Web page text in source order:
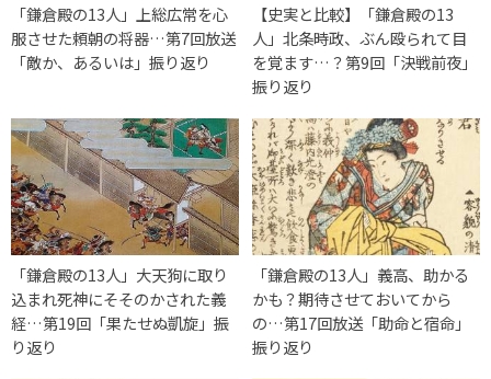
「鎌倉殿の13人」上総広常を心
服させた頼朝の将器…第7回放送
「敵か、あるいは」振り返り
【史実と比較】「鎌倉殿の13
人」北条時政、ぶん殴られて目
を覚ます…？第9回「決戦前夜」
振り返り
「鎌倉殿の13人」大天狗に取り
込まれ死神にそそのかされた義
経…第19回「果たせぬ凱旋」振
り返り
「鎌倉殿の13人」義高、助かる
かも？期待させておいてから
の…第17回放送「助命と宿命」
振り返り